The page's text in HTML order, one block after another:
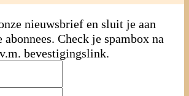
nieuwsbrief en sluit je aan
Check je spambox na
bevestigingslink.